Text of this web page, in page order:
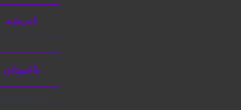
اندیشه
باغستان